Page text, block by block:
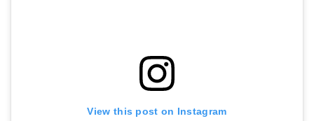
View this post on Instagram